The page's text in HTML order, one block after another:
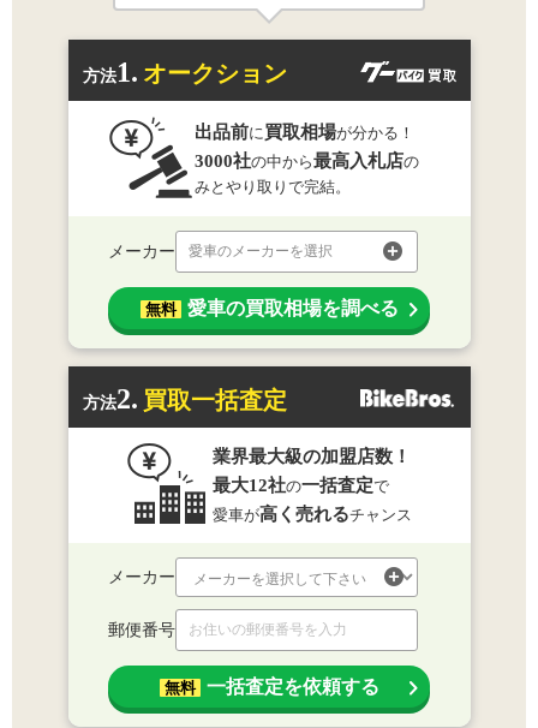
方法1. オークション
出品前に買取相場が分かる！
3000社の中から最高入札店の
みとやり取りで完結。
メーカー 愛車のメーカーを選択
無料 愛車の買取相場を調べる
方法2. 買取一括査定
業界最大級の加盟店数！
最大12社の一括査定で
愛車が高く売れるチャンス
メーカー
郵便番号
無料 一括査定を依頼する